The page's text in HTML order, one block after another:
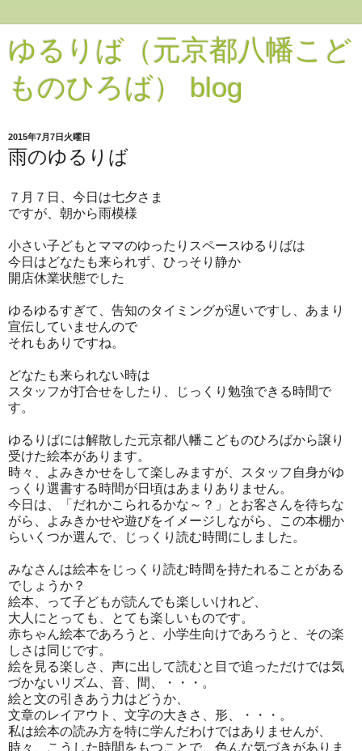
ゆるりば（元京都八幡こど
ものひろば） blog
2015年7月7日火曜日
雨のゆるりば
７月７日、今日は七夕さま
ですが、朝から雨模様
小さい子どもとママのゆったりスペースゆるりばは
今日はどなたも来られず、ひっそり静か
開店休業状態でした
ゆるゆるすぎて、告知のタイミングが遅いですし、あまり
宣伝していませんので
それもありですね。
どなたも来られない時は
スタッフが打合せをしたり、じっくり勉強できる時間で
す。
ゆるりばには解散した元京都八幡こどものひろばから譲り
受けた絵本があります。
時々、よみきかせをして楽しみますが、スタッフ自身がゆ
っくり選書する時間が日頃はあまりありません。
今日は、「だれかこられるかな～？」とお客さんを待ちな
がら、よみきかせや遊びをイメージしながら、この本棚か
らいくつか選んで、じっくり読む時間にしました。
みなさんは絵本をじっくり読む時間を持たれることがある
でしょうか？
絵本、って子どもが読んでも楽しいけれど、
大人にとっても、とても楽しいものです。
赤ちゃん絵本であろうと、小学生向けであろうと、その楽
しさは同じです。
絵を見る楽しさ、声に出して読むと目で追っただけでは気
づかないリズム、音、間、・・・。
絵と文の引きあう力はどうか、
文章のレイアウト、文字の大きさ、形、・・・。
私は絵本の読み方を特に学んだわけではありませんが、
時々、こうした時間をもつことで、色んな気づきがありま